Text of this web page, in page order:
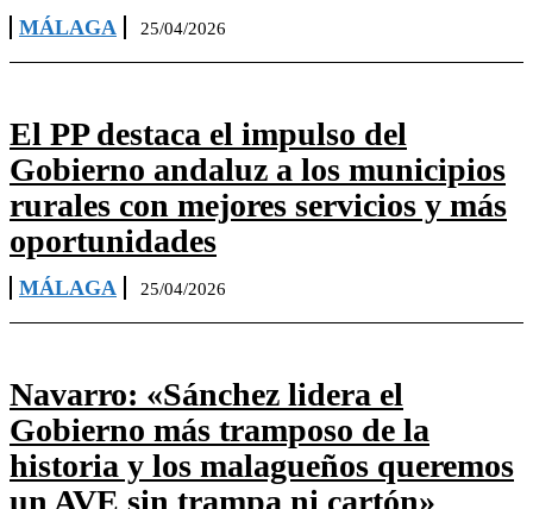
MÁLAGA 25/04/2026
El PP destaca el impulso del
Gobierno andaluz a los municipios
rurales con mejores servicios y más
oportunidades
MÁLAGA 25/04/2026
Navarro: «Sánchez lidera el
Gobierno más tramposo de la
historia y los malagueños queremos
un AVE sin trampa ni cartón»